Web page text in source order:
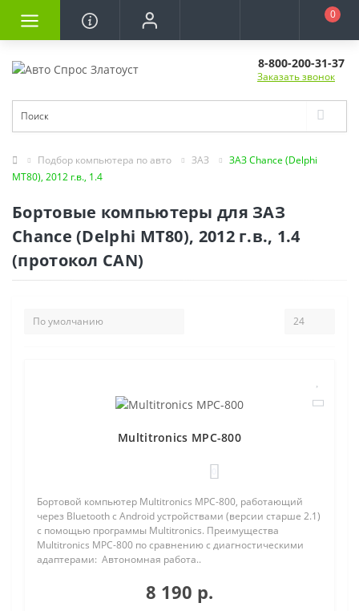
0
8-800-200-31-37
Заказать звонок
Подбор компьютера по авто ЗАЗ
ЗАЗ Chance (Delphi
MT80), 2012 г.в., 1.4
Бортовые компьютеры для ЗАЗ
Chance (Delphi MT80), 2012 г.в., 1.4
(протокол CAN)
Multitronics MPC-800
Бортовой компьютер Multitronics MPC-800, работающий
через Bluetooth с Android устройствами (версии старше 2.1)
с помощью программы Multitronics. Преимущества
Multitronics MPC-800 по сравнению с диагностическими
адаптерами: Автономная работа..
8 190 р.